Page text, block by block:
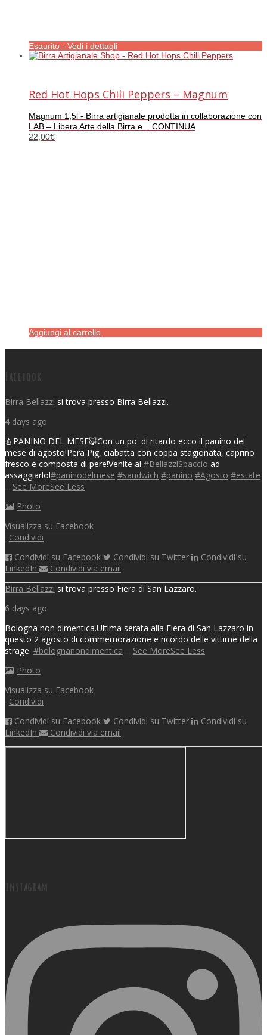
Esaurito - Vedi i dettagli
Red Hot Hops Chili Peppers – Magnum
Magnum 1,5l - Birra artigianale prodotta in collaborazione con
LAB – Libera Arte della Birra e... CONTINUA
22,00€
Aggiungi al carrello
Facebook
Birra Bellazzi si trova presso Birra Bellazzi.
4 days ago
🍐PANINO DEL MESE🐷Con un po' di ritardo ecco il panino del
mese di agosto!Pera Pig, ciabatta con coppa stagionata, caprino
fresco e composta di pere!Venite al #BellazziSpaccio ad
assaggiarlo!#paninodelmese #sandwich #panino #Agosto #estate
See MoreSee Less
Photo
Visualizza su Facebook
Condividi
Condividi su Facebook
Condividi su Twitter
Condividi su
LinkedIn
Condividi via email
Birra Bellazzi si trova presso Fiera di San Lazzaro.
6 days ago
Bologna non dimentica.Ultima serata alla Fiera di San Lazzaro in
questo 2 agosto di commemorazione e ricordo delle vittime della
strage. #bolognanondimentica See MoreSee Less
Photo
Visualizza su Facebook
Condividi
Condividi su Facebook
Condividi su Twitter
Condividi su
LinkedIn
Condividi via email
instagram